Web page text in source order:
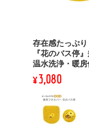
存在感たっぷ
『花のバス停
温水洗浄・暖
¥3,080